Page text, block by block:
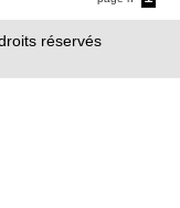
réservés